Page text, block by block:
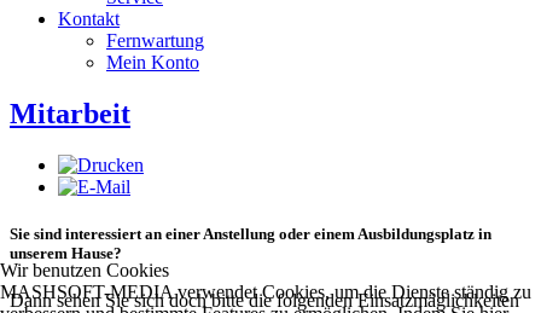
Kontakt
Fernwartung
Mein Konto
Mitarbeit
Sie sind interessiert an einer Anstellung oder einem Ausbildungsplatz in
unserem Hause?
Dann sehen Sie sich doch bitte die folgenden Einsatzmäglichkeiten
Wir benutzen Cookies
MASHSOFT-MEDIA verwendet Cookies, um die Dienste ständig zu